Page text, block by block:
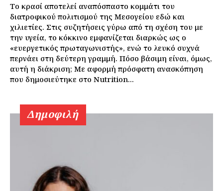
Το κρασί αποτελεί αναπόσπαστο κομμάτι του
διατροφικού πολιτισμού της Μεσογείου εδώ και
χιλιετίες. Στις συζητήσεις γύρω από τη σχέση του με
την υγεία, το κόκκινο εμφανίζεται διαρκώς ως ο
«ευεργετικός πρωταγωνιστής», ενώ το λευκό συχνά
περνάει στη δεύτερη γραμμή. Πόσο βάσιμη είναι, όμως,
αυτή η διάκριση; Με αφορμή πρόσφατη ανασκόπηση
που δημοσιεύτηκε στο Nutrition...
Δημοφιλή